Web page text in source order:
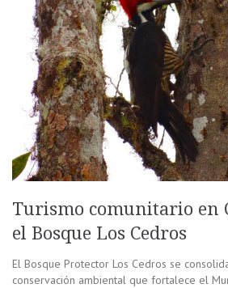
Turismo comunitario en
el Bosque Los Cedros
El Bosque Protector Los Cedros se
conservación ambiental que fortalece el